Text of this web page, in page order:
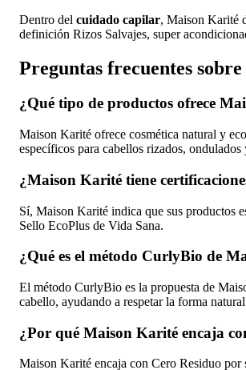
Dentro del cuidado capilar, Maison Karité
definición Rizos Salvajes, super
Preguntas frecuentes
¿Qué tipo de productos ofrece
Maison Karité ofrece cosmética natural y
específicos para cabellos rizados, ondulados
¿Maison Karité tiene
Sí, Maison Karité indica que sus productos
Sello EcoPlus de Vida Sana.
¿Qué es el método CurlyBio de
El método CurlyBio es la propuesta de
cabello, ayudando a respetar la forma
¿Por qué Maison Karité encaja
Maison Karité encaja con Cero Residuo por